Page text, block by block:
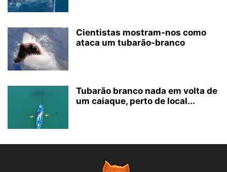
Cientistas mostram-nos como
ataca um tubarão-branco
Tubarão branco nada em volta de
um caiaque, perto de local...